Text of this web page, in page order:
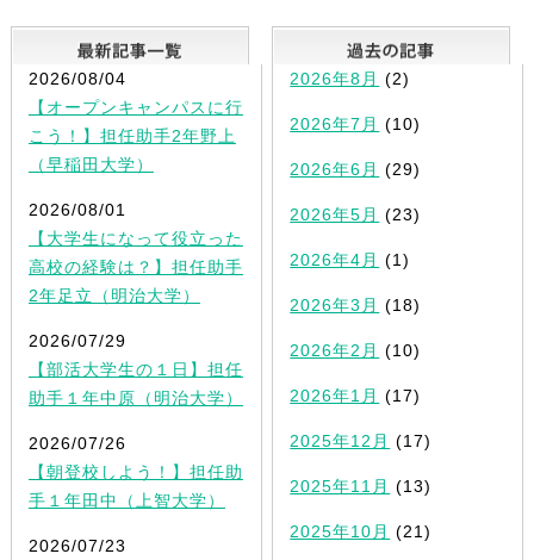
最新記事一覧
2026/08/04
【オープンキャンパスに行
こう！】担任助手2年野上
（早稲田大学）
2026/08/01
【大学生になって役立った
高校の経験は？】担任助手
2年足立（明治大学）
2026/07/29
【部活大学生の１日】担任
助手１年中原（明治大学）
2026/07/26
【朝登校しよう！】担任助
手１年田中（上智大学）
2026/07/23
2026年8月 (2)
2026年7月 (10)
2026年6月 (29)
2026年5月 (23)
2026年4月 (1)
2026年3月 (18)
2026年2月 (10)
2026年1月 (17)
2025年12月 (17)
2025年11月 (13)
2025年10月 (21)